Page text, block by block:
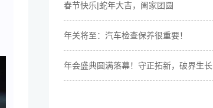
春节快乐|蛇年大吉，阖家团圆
年关将至：汽车检查保养很重要！
年会盛典圆满落幕！守正拓新，破界生长